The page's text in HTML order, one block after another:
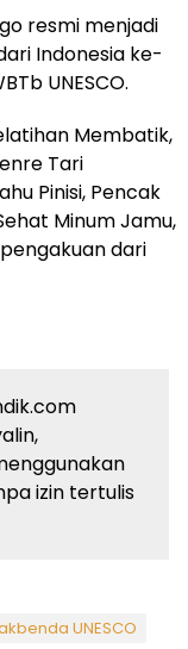
resmi menjadi
Indonesia ke-
UNESCO.
Membatik,
Tari
Pinisi, Pencak
Minum Jamu,
dari
izin tertulis
UNESCO